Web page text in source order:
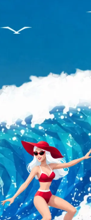
Заказать
для Вибум